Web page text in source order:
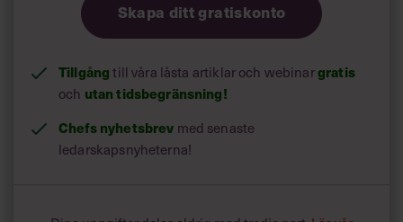
Skapa ditt gratiskonto
Tillgångtill våra låsta artiklar och webinargratis
och utan tidsbegränsning!
Chefs nyhetsbrev med senaste
ledarskapsnyheterna!